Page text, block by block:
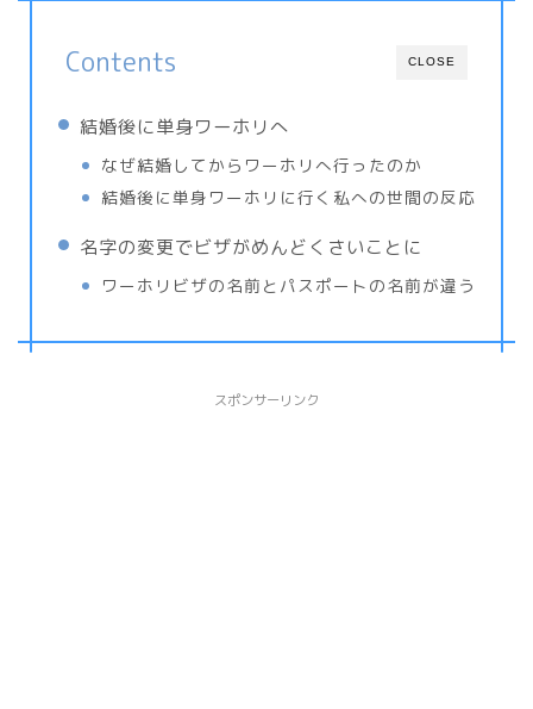
CLOSE
Contents
結婚後に単身ワーホリへ
なぜ結婚してからワーホリへ行ったのか
結婚後に単身ワーホリに行く私への世間の反応
名字の変更でビザがめんどくさいことに
ワーホリビザの名前とパスポートの名前が違う
スポンサーリンク